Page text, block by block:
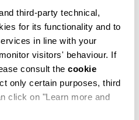
third-party technical,
for its functionality and to
in line with your
visitors' behaviour. If
consult the cookie
only certain purposes, third
click on "Learn more and